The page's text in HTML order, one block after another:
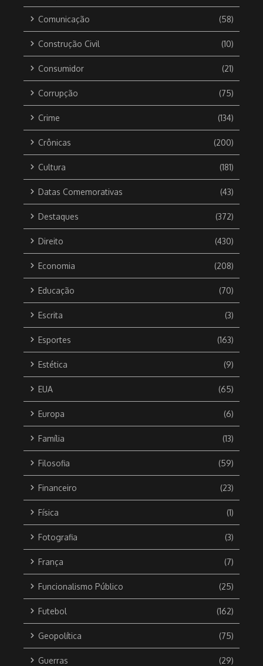
Comunicação (58)
Construção Civil (10)
Consumidor (21)
Corrupção (75)
Crime (134)
Crônicas (200)
Cultura (181)
Datas Comemorativas (43)
Destaques (372)
Direito (430)
Economia (208)
Educação (70)
Escrita (3)
Esportes (163)
Estética (9)
EUA (65)
Europa (6)
Família (13)
Filosofia (59)
Financeiro (23)
Física (1)
Fotografia (3)
França (7)
Funcionalismo Público (25)
Futebol (162)
Geopolítica (75)
Guerras (29)